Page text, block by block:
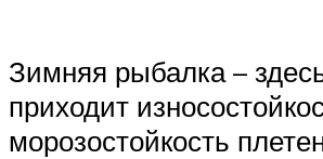
Зимняя рыбалка –
приходит
морозостойкость